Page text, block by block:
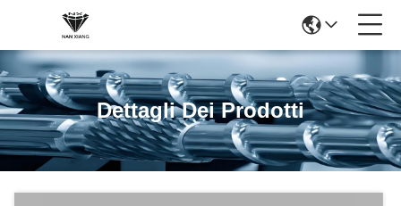
Dettagli Dei Prodotti